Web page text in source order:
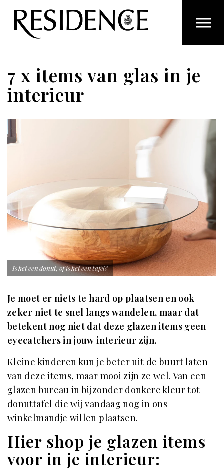
Overslaan en ga direct naar de inhoud
7 x items van glas in je
interieur
Is het een donut, of is het een tafel?
Je moet er niets te hard op plaatsen en ook
zeker niet te snel langs wandelen, maar dat
betekent nog niet dat deze glazen items geen
eyecatchers in jouw interieur zijn.
Kleine kinderen kun je beter uit de buurt laten
van deze items, maar mooi zijn ze wel. Van een
glazen bureau in bijzonder donkere kleur tot
donuttafel die wij vandaag nog in ons
winkelmandje willen plaatsen.
Hier shop je glazen items
voor in je interieur: